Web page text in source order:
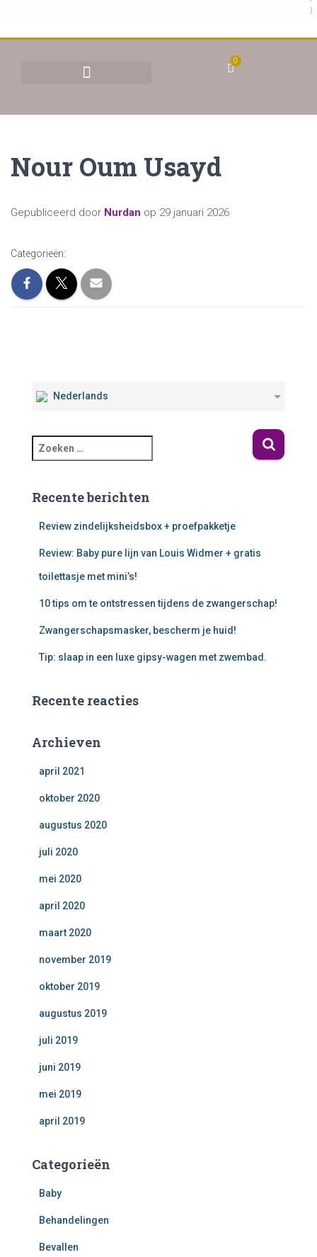
)
0
Nour Oum Usayd
Gepubliceerd door Nurdan op 29 januari 2026
Categorieën:
Nederlands
Recente berichten
Review zindelijksheidsbox + proefpakketje
Review: Baby pure lijn van Louis Widmer + gratis
toilettasje met mini’s!
10 tips om te ontstressen tijdens de zwangerschap!
Zwangerschapsmasker, bescherm je huid!
Tip: slaap in een luxe gipsy-wagen met zwembad.
Recente reacties
Archieven
april 2021
oktober 2020
augustus 2020
juli 2020
mei 2020
april 2020
maart 2020
november 2019
oktober 2019
augustus 2019
juli 2019
juni 2019
mei 2019
april 2019
Categorieën
Baby
Behandelingen
Bevallen